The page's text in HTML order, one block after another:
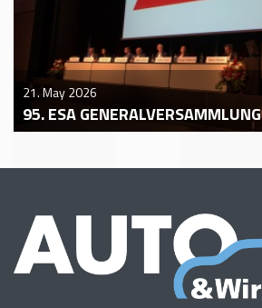
21. May 2026
95. ESA GENERALVERSAMMLUNG